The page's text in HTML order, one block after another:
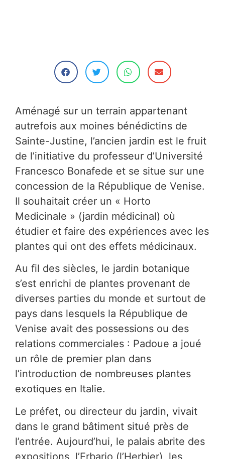
Aménagé sur un terrain appartenant
autrefois aux moines bénédictins de
Sainte-Justine, l’ancien jardin est le fruit
de l’initiative du professeur d’Université
Francesco Bonafede et se situe sur une
concession de la République de Venise.
Il souhaitait créer un « Horto
Medicinale » (jardin médicinal) où
étudier et faire des expériences avec les
plantes qui ont des effets médicinaux.
Au fil des siècles, le jardin botanique
s’est enrichi de plantes provenant de
diverses parties du monde et surtout de
pays dans lesquels la République de
Venise avait des possessions ou des
relations commerciales : Padoue a joué
un rôle de premier plan dans
l’introduction de nombreuses plantes
exotiques en Italie.
Le préfet, ou directeur du jardin, vivait
dans le grand bâtiment situé près de
l’entrée. Aujourd’hui, le palais abrite des
expositions, l’Erbario (l’Herbier), les